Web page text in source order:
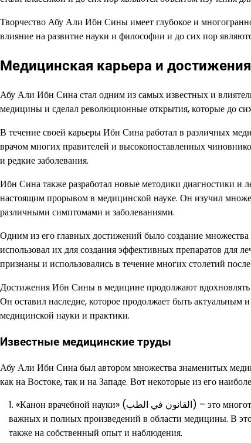
Творчество Абу Али Ибн Сины имеет глубокое и
влияние на развитие науки и философии и до сих пор
Медицинская карьера и достижения
Абу Али Ибн Сина стал одним из самых известных и
медицины и сделал революционные открытия, которые до
В течение своей карьеры Ибн Сина работал в различных
врачом многих правителей и высокопоставленных
и редкие заболевания.
Ибн Сина также разработал новые методики диагностики и
настоящим прорывом в медицинской науке. Он изучил
различными симптомами и заболеваниями.
Одним из его главных достижений было создание
использовал их для создания эффективных препаратов для
признаны и использовались в течение многих столетий
Достижения Ибн Сины в медицине продолжают
Он оставил наследие, которое продолжает быть актуальным
медицинской науки и практики.
Известные медицинские труды
Абу Али Ибн Сина был автором множества знаменитых
как на Востоке, так и на Западе. Вот некоторые из его
«Канон врачебной науки» (القانون في الطب‎) – это многотомный медицинский трактат, который до сих пор считается одним из самых
важных и полных произведений в области медицины. В
также на собственный опыт и наблюдения.